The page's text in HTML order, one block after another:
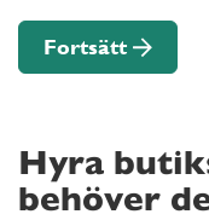
Fortsätt
Hyra
behöver